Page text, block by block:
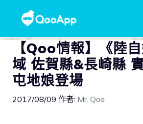
【Qoo情報】《陸
域 佐賀縣&長崎縣
屯地娘登場
2017/08/09 作者: Mr. Qoo